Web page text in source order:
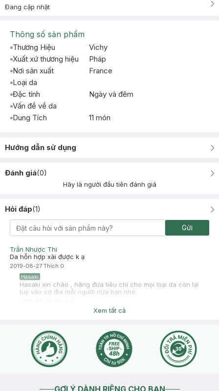
Đang cập nhật
Thông số sản phẩm
Thương Hiệu
Vichy
Xuất xứ thương hiệu
Pháp
Nơi sản xuất
France
Loại da
Đặc tính
Ngày và đêm
Vấn đề về da
Dung Tích
11 món
Hướng dẫn sử dụng
Đánh giá(0)
Hãy là người đầu tiên đánh giá
Hỏi đáp(1)
Gửi
Trần Nhược Thi
Da hỗn hợp xài được k ạ
2019-08-27 Thích 0
Hasaki
Hasaki xin chào , hãng đưa tiêu chí cho mọi loại da còn lại
tuỳ vào cơ đia mỗi người nửa bạn nhé.
Xem tất cả
GỢI Ý DÀNH RIÊNG CHO BẠN